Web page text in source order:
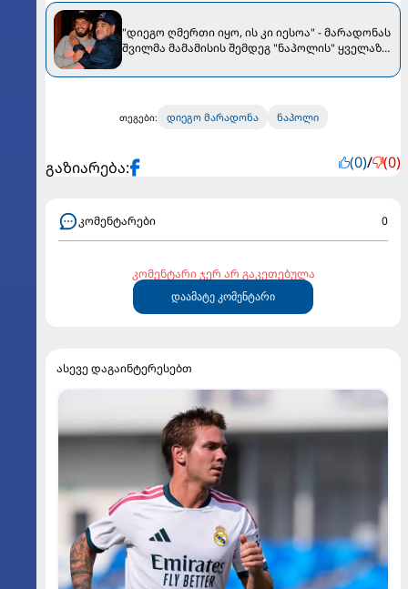
"დიეგო ღმერთი იყო, ის კი იესოა" - მარადონას
შვილმა მამამისის შემდეგ "ნაპოლის" ყველაზე
თეგები: დიეგო მარადონა ნაპოლი
გაზიარება: (0)/ (0)
კომენტარები 0
კომენტარი ჯერ არ გაკეთებულა
დაამატე კომენტარი
ასევე დაგაინტერესებთ